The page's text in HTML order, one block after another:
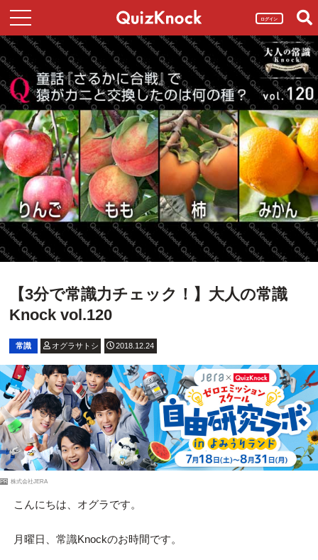
ログイン
【3分で常識力チェック！】大人の常識
Knock vol.120
常識 オグラサトシ 2018.12.24
PR 株式会社JERA
こんにちは、オグラです。
月曜日、常識Knockのお時間です。